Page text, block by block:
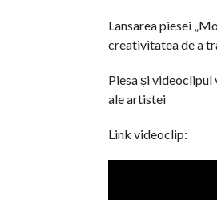
Lansarea piesei
creativitatea de a
Piesa și videoclipul
ale artistei
Link videoclip: